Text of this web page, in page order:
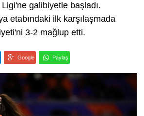
galibiyetle başladı.
etabındaki ilk karşılaşmada
3-2 mağlup etti.
Google Paylaş